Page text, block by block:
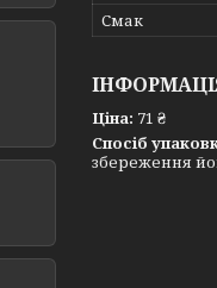
Смак
Ціна: 71 ₴
Спосіб
збереження